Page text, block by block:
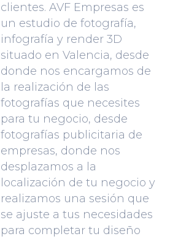
clientes. AVF Empresas es
un estudio de fotografía,
infografía y render 3D
situado en Valencia, desde
donde nos encargamos de
la realización de las
fotografías que necesites
para tu negocio, desde
fotografías publicitaria de
empresas, donde nos
desplazamos a la
localización de tu negocio y
realizamos una sesión que
se ajuste a tus necesidades
para completar tu diseño